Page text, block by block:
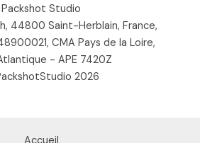
Packshot Studio
44800 Saint-Herblain, France,
CMA Pays de la Loire,
- APE 7420Z
2026